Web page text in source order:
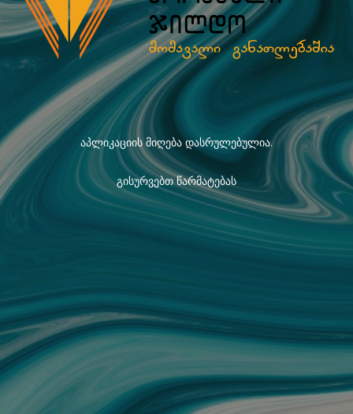
აპლიკაციის მიღება დასრულებულია.
გისურვებთ წარმატებას